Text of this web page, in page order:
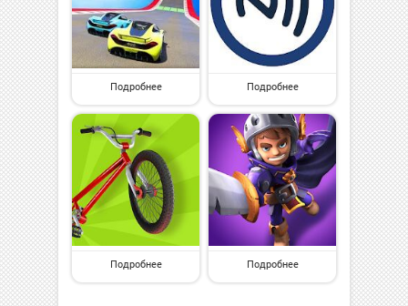
Подробнее Подробнее
Подробнее Подробнее